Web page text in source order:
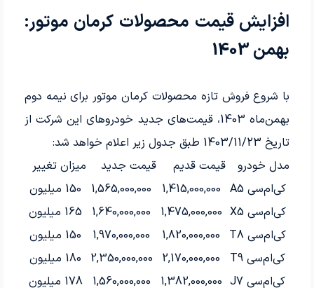
افزایش قیمت محصولات کرمان موتور:
بهمن 1403
با شروع فروش تازه محصولات کرمان موتور برای نیمه دوم
بهمن‌ماه 1403، قیمت‌های جدید خودروهای این شرکت از
تاریخ 1403/11/23 طبق جدول زیر اعلام خواهد شد:
مدل خودرو قیمت قدیم قیمت جدید
میزان تغییر
کی‌ام‌سی A5
1,415,000,000
1,565,000,000
150 میلیون
کی‌ام‌سی X5
1,475,000,000
1,640,000,000
165 میلیون
کی‌ام‌سی T8
1,820,000,000
1,970,000,000
150 میلیون
کی‌ام‌سی T9
2,170,000,000
2,350,000,000
180 میلیون
کی‌ام‌سی J7
1,382,000,000
1,560,000,000
178 میلیون